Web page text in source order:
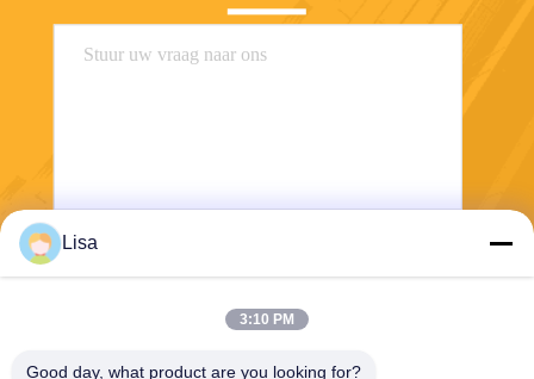
Lisa
3:10 PM
Good day, what product are you looking for?